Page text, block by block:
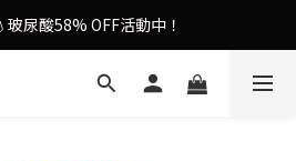
美容儀🌸護膚效果UP！
尿酸58% OFF活動中！
一噴即現美白光透肌✨